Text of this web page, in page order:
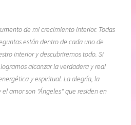
de mi crecimiento interior. Todas
están dentro de cada uno de
interior y descubriremos todo. Si
alcanzar la verdadera y real
y espiritual. La alegría, la
amor son "Ángeles" que residen en